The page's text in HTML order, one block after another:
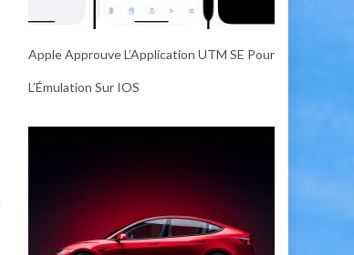
Apple Approuve L’Application UTM SE Pour
L’Émulation Sur IOS